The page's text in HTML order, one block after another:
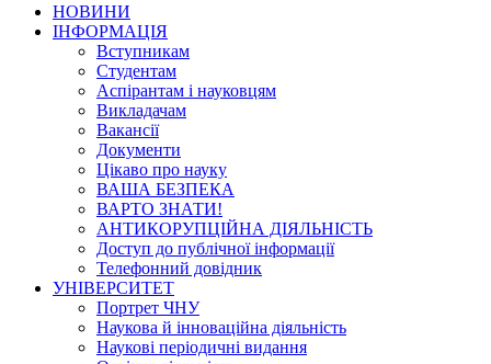
НОВИНИ
ІНФОРМАЦІЯ
Вступникам
Студентам
Аспірантам і науковцям
Викладачам
Вакансії
Документи
Цікаво про науку
ВАША БЕЗПЕКА
ВАРТО ЗНАТИ!
АНТИКОРУПЦІЙНА ДІЯЛЬНІСТЬ
Доступ до публічної інформації
Телефонний довідник
УНІВЕРСИТЕТ
Портрет ЧНУ
Наукова й інноваційна діяльність
Наукові періодичні видання